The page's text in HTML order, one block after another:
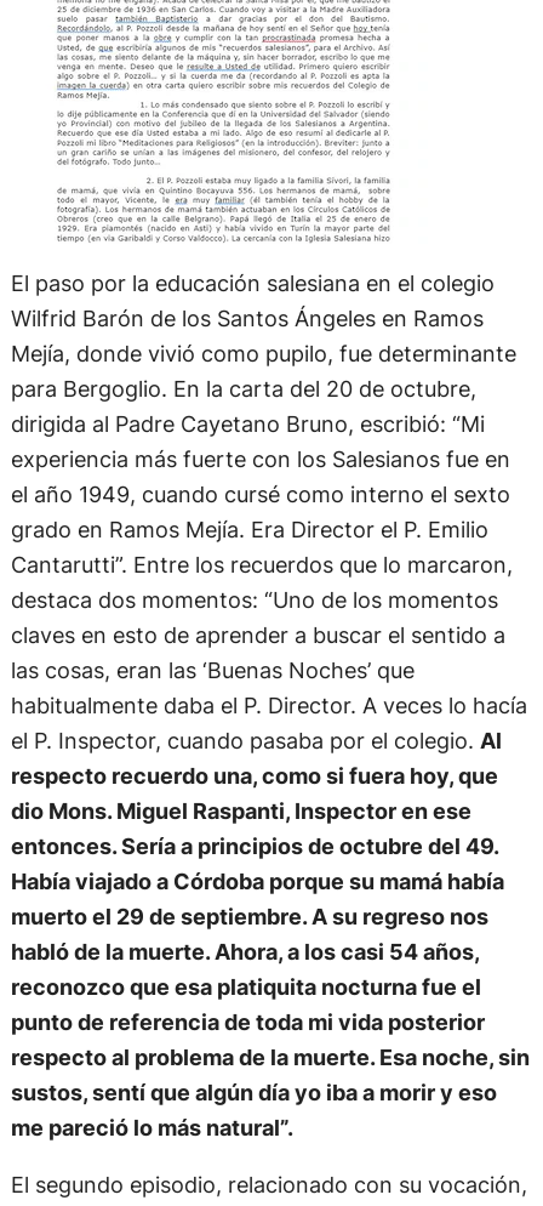
El paso por la educación salesiana en el colegio
Wilfrid Barón de los Santos Ángeles en Ramos
Mejía, donde vivió como pupilo, fue determinante
para Bergoglio. En la carta del 20 de octubre,
dirigida al Padre Cayetano Bruno, escribió: “Mi
experiencia más fuerte con los Salesianos fue en
el año 1949, cuando cursé como interno el sexto
grado en Ramos Mejía. Era Director el P. Emilio
Cantarutti”. Entre los recuerdos que lo marcaron,
destaca dos momentos: “Uno de los momentos
claves en esto de aprender a buscar el sentido a
las cosas, eran las ‘Buenas Noches’ que
habitualmente daba el P. Director. A veces lo hacía
el P. Inspector, cuando pasaba por el colegio. Al
respecto recuerdo una, como si fuera hoy, que
dio Mons. Miguel Raspanti, Inspector en ese
entonces. Sería a principios de octubre del 49.
Había viajado a Córdoba porque su mamá había
muerto el 29 de septiembre. A su regreso nos
habló de la muerte. Ahora, a los casi 54 años,
reconozco que esa platiquita nocturna fue el
punto de referencia de toda mi vida posterior
respecto al problema de la muerte. Esa noche, sin
sustos, sentí que algún día yo iba a morir y eso
me pareció lo más natural”.
El segundo episodio, relacionado con su vocación,